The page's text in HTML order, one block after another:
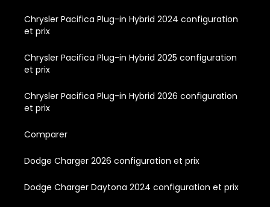
Chrysler Pacifica Plug-in Hybrid 2024 configuration
et prix
Chrysler Pacifica Plug-in Hybrid 2025 configuration
et prix
Chrysler Pacifica Plug-in Hybrid 2026 configuration
et prix
Comparer
Dodge Charger 2026 configuration et prix
Dodge Charger Daytona 2024 configuration et prix